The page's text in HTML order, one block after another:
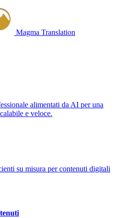
Magma Translation
alimentati da AI per una
e veloce.
su misura per contenuti digitali